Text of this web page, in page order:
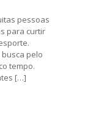
pessoas
para curtir
pelo
tempo.
[…]